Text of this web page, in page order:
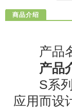
商品介绍
产品名
产品
S系列
应用而设